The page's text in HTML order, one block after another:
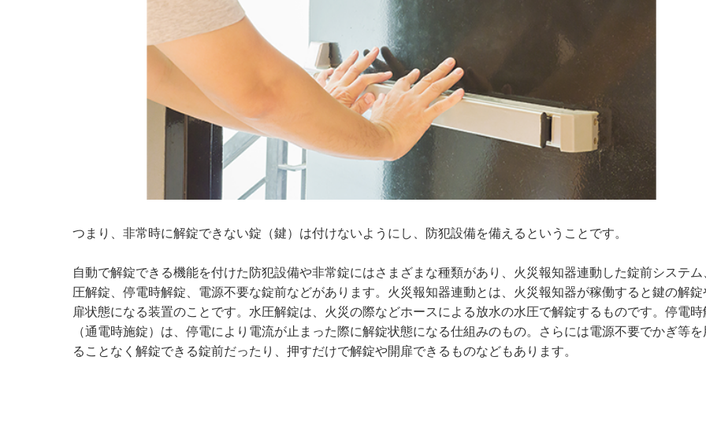
つまり、非常時に解錠できない錠（鍵）は付けないようにし、防犯設備を備えるということです。
自動で解錠できる機能を付けた防犯設備や非常錠にはさまざまな種類があり、火災報知器連動した錠前システム
圧解錠、停電時解錠、電源不要な錠前などがあります。火災報知器連動とは、火災報知器が稼働すると鍵の解錠
扉状態になる装置のことです。水圧解錠は、火災の際などホースによる放水の水圧で解錠するものです。停電時
（通電時施錠）は、停電により電流が止まった際に解錠状態になる仕組みのもの。さらには電源不要でかぎ等を
ることなく解錠できる錠前だったり、押すだけで解錠や開扉できるものなどもあります。